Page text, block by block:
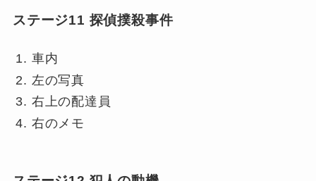
ステージ11 探偵撲殺事件
車内
左の写真
右上の配達員
右のメモ